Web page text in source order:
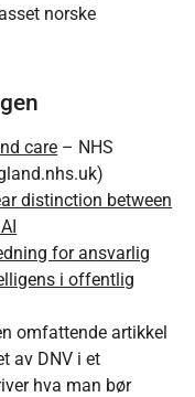
norske
care – NHS
distinction between
for ansvarlig
i offentlig
omfattende artikkel
av DNV i et
hva man bør